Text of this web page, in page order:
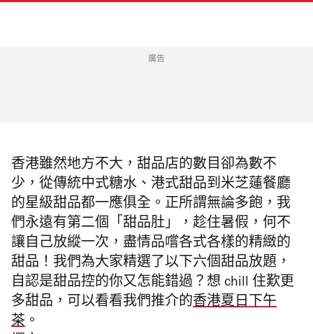
廣告
香港雖然地方不大，甜品店的數目卻為數不
少，從傳統中式糖水、港式甜品到米芝蓮餐廳
的星級甜品都一應俱全。正所謂無論多飽，我
們永遠有第二個「甜品肚」，趁住暑假，何不
讓自己放縱一次，盡情品嚐各式各樣的精緻的
甜品！我們為大家精選了以下六個甜品放題，
自認是甜品控的你又怎能錯過？想 chill 住歎更
多甜品，可以看看我們推介的香港夏日下午
茶 。